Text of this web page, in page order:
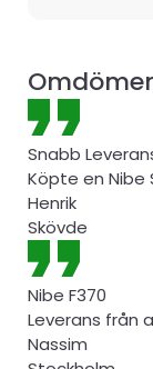
Snabb
Köpte en Nibe
Henrik
Skövde
Nibe F370
Leverans från
Nassim